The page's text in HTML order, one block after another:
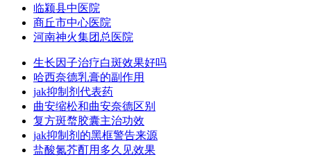
临颍县中医院
商丘市中心医院
河南神火集团总医院
生长因子治疗白斑效果好吗
哈西奈德乳膏的副作用
jak抑制剂代表药
曲安缩松和曲安奈德区别
复方斑蝥胶囊主治功效
jak抑制剂的黑框警告来源
盐酸氮芥酊用多久见效果